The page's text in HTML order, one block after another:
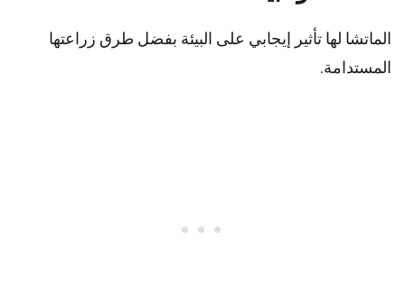
الماتشا لها تأثير إيجابي على البيئة بفضل طرق زراعتها
المستدامة.